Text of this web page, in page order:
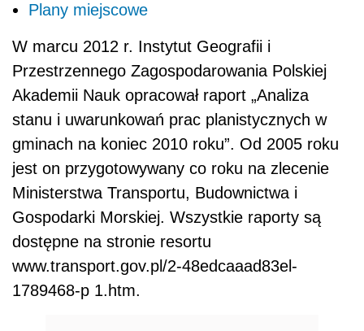
Plany miejscowe
W marcu 2012 r. Instytut Geografii i
Przestrzennego Zagospodarowania Polskiej
Akademii Nauk opracował raport „Analiza
stanu i uwarunkowań prac planistycznych w
gminach na koniec 2010 roku”. Od 2005 roku
jest on przygotowywany co roku na zlecenie
Ministerstwa Transportu, Budownictwa i
Gospodarki Morskiej. Wszystkie raporty są
dostępne na stronie resortu
www.transport.gov.pl/2-48edcaaad83el-
1789468-p 1.htm.